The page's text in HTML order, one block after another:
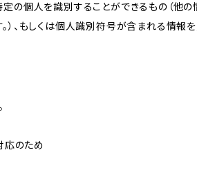
の個人を識別することができるもの（他の
、もしくは個人識別符号が含まれる情報を
応のため